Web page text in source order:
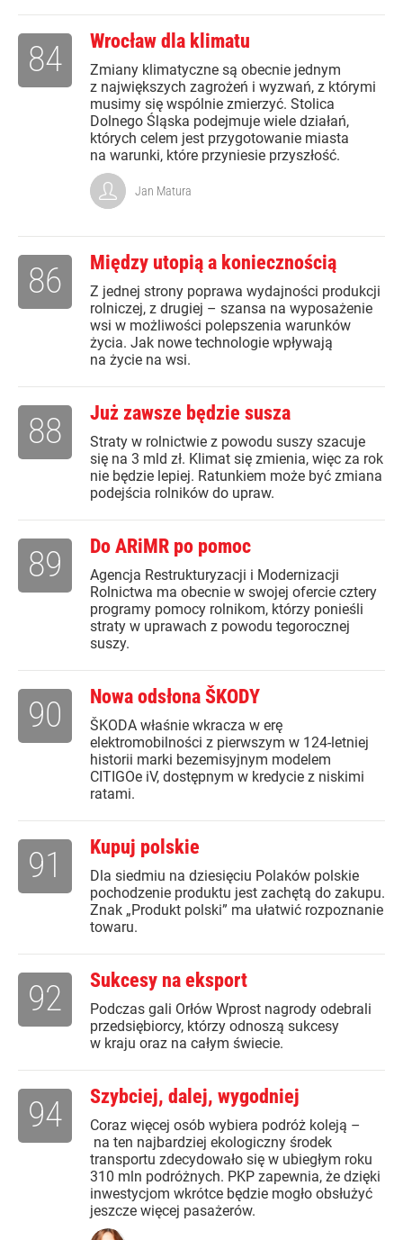
Wrocław dla klimatu
Zmiany klimatyczne są obecnie jednym
z największych zagrożeń i wyzwań, z którymi
musimy się wspólnie zmierzyć. Stolica
Dolnego Śląska podejmuje wiele działań,
których celem jest przygotowanie miasta
na warunki, które przyniesie przyszłość.
84
Jan Matura
Między utopią a koniecznością
Z jednej strony poprawa wydajności produkcji
rolniczej, z drugiej – szansa na wyposażenie
wsi w możliwości polepszenia warunków
życia. Jak nowe technologie wpływają
na życie na wsi.
86
Już zawsze będzie susza
Straty w rolnictwie z powodu suszy szacuje
się na 3 mld zł. Klimat się zmienia, więc za rok
nie będzie lepiej. Ratunkiem może być zmiana
podejścia rolników do upraw.
88
Do ARiMR po pomoc
Agencja Restrukturyzacji i Modernizacji
Rolnictwa ma obecnie w swojej ofercie cztery
programy pomocy rolnikom, którzy ponieśli
straty w uprawach z powodu tegorocznej
suszy.
89
Nowa odsłona ŠKODY
ŠKODA właśnie wkracza w erę
elektromobilności z pierwszym w 124-letniej
historii marki bezemisyjnym modelem
CITIGOe iV, dostępnym w kredycie z niskimi
ratami.
90
Kupuj polskie
Dla siedmiu na dziesięciu Polaków polskie
pochodzenie produktu jest zachętą do zakupu.
Znak „Produkt polski” ma ułatwić rozpoznanie
towaru.
91
Sukcesy na eksport
Podczas gali Orłów Wprost nagrody odebrali
przedsiębiorcy, którzy odnoszą sukcesy
w kraju oraz na całym świecie.
92
Szybciej, dalej, wygodniej
Coraz więcej osób wybiera podróż koleją –
na ten najbardziej ekologiczny środek
transportu zdecydowało się w ubiegłym roku
310 mln podróżnych. PKP zapewnia, że dzięki
inwestycjom wkrótce będzie mogło obsłużyć
jeszcze więcej pasażerów.
94